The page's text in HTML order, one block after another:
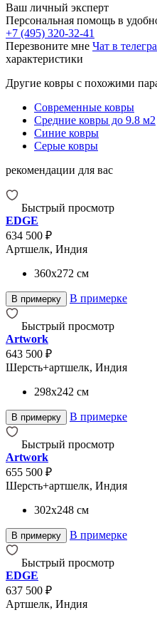
Ваш личный эксперт
Персональная помощь в
+7 (495) 320-32-41
Перезвоните мне Чат в
характеристики
Другие ковры с похожими
Современные ковры
Средние ковры до 9.8 м2
Синие ковры
Серые ковры
рекомендации для вас
Быстрый просмотр
EDGE
634 500 ₽
Артшелк, Индия
360x272 см
В примерку В примерке
Быстрый просмотр
Artwork
643 500 ₽
Шерсть+артшелк, Индия
298x242 см
В примерку В примерке
Быстрый просмотр
Artwork
655 500 ₽
Шерсть+артшелк, Индия
302x248 см
В примерку В примерке
Быстрый просмотр
EDGE
637 500 ₽
Артшелк, Индия